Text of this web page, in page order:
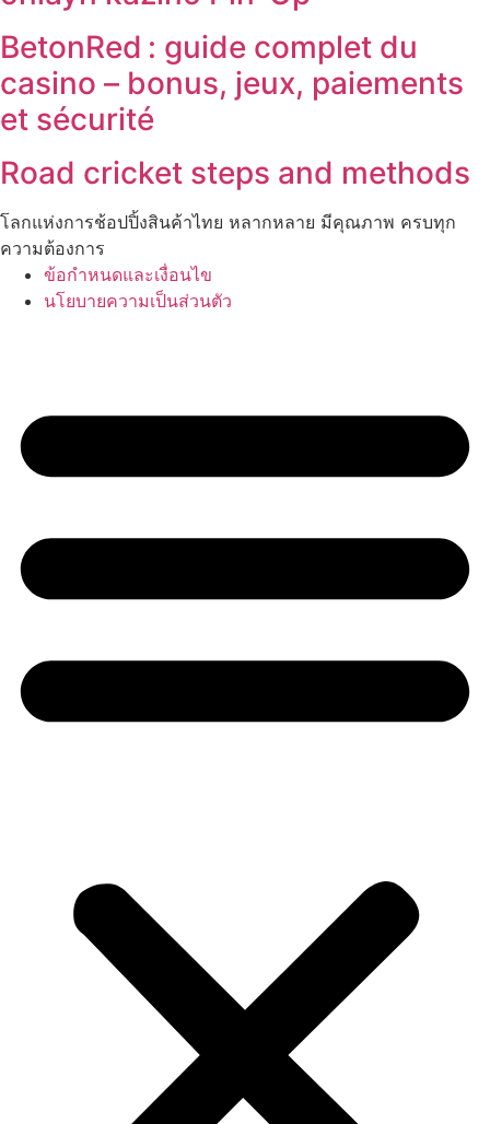
BetonRed : guide complet du
casino – bonus, jeux, paiements
et sécurité
Road cricket steps and methods
โลกแห่งการช้อปปิ้งสินค้าไทย หลากหลาย มีคุณภาพ ครบทุก
ความต้องการ
ข้อกำหนดและเงื่อนไข
นโยบายความเป็นส่วนตัว